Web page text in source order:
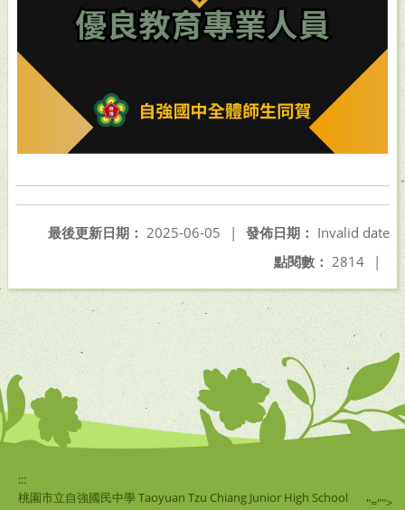
發佈日期： Invalid date
最後更新日期： 2025-06-05
|
點閱數： 2814 |
:::
桃園市立自強國民中學 Taoyuan Tzu Chiang Junior High School
"="">